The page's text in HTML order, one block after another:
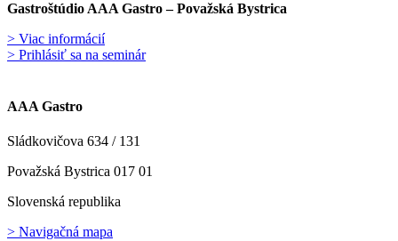
Gastroštúdio AAA Gastro – Považská Bystrica
> Viac informácií
> Prihlásiť sa na seminár
AAA Gastro
Sládkovičova 634 / 131
Považská Bystrica 017 01
Slovenská republika
> Navigačná mapa